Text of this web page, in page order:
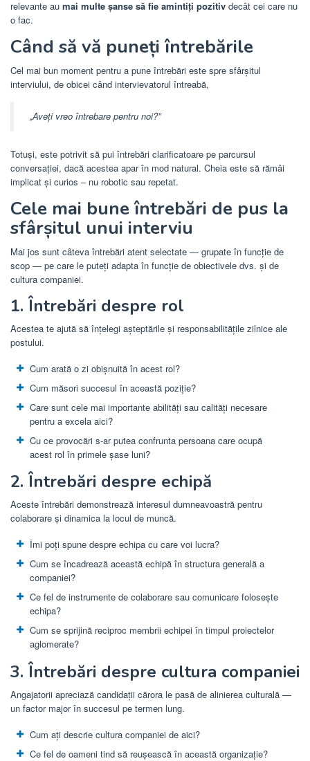
relevante au mai multe șanse să fie amintiți pozitiv decât cei care nu
o fac.
Când să vă puneți întrebările
Cel mai bun moment pentru a pune întrebări este spre sfârșitul
interviului, de obicei când intervievatorul întreabă,
„Aveți vreo întrebare pentru noi?”
Totuși, este potrivit să pui întrebări clarificatoare pe parcursul
conversației, dacă acestea apar în mod natural. Cheia este să rămâi
implicat și curios – nu robotic sau repetat.
Cele mai bune întrebări de pus la
sfârșitul unui interviu
Mai jos sunt câteva întrebări atent selectate — grupate în funcție de
scop — pe care le puteți adapta în funcție de obiectivele dvs. și de
cultura companiei.
1. Întrebări despre rol
Acestea te ajută să înțelegi așteptările și responsabilitățile zilnice ale
postului.
Cum arată o zi obișnuită în acest rol?
Cum măsori succesul în această poziție?
Care sunt cele mai importante abilități sau calități necesare
pentru a excela aici?
Cu ce ​​provocări s-ar putea confrunta persoana care ocupă
acest rol în primele șase luni?
2. Întrebări despre echipă
Aceste întrebări demonstrează interesul dumneavoastră pentru
colaborare și dinamica la locul de muncă.
Îmi poți spune despre echipa cu care voi lucra?
Cum se încadrează această echipă în structura generală a
companiei?
Ce fel de instrumente de colaborare sau comunicare folosește
echipa?
Cum se sprijină reciproc membrii echipei în timpul proiectelor
aglomerate?
3. Întrebări despre cultura companiei
Angajatorii apreciază candidații cărora le pasă de alinierea culturală —
un factor major în succesul pe termen lung.
Cum ați descrie cultura companiei de aici?
Ce fel de oameni tind să reușească în această organizație?